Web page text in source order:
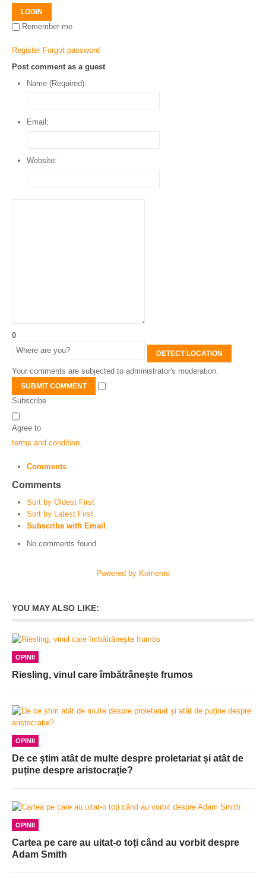
LOGIN
Remember me
Register Forgot password
Post comment as a guest
Name (Required):
Email:
Website:
0
DETECT LOCATION
Your comments are subjected to administrator's moderation.
SUBMIT COMMENT
Subscribe
Agree to
terms and condition
Comments
Comments
Sort by Oldest First
Sort by Latest First
Subscribe with Email
No comments found
Powered by Komento
YOU MAY ALSO LIKE:
OPINII
Riesling, vinul care îmbătrânește frumos
OPINII
De ce știm atât de multe despre proletariat și atât de
puține despre aristocrație?
OPINII
Cartea pe care au uitat-o toți când au vorbit despre
Adam Smith